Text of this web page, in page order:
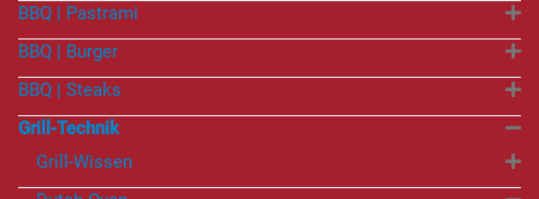
BBQ | Pastrami
BBQ | Burger
BBQ | Steaks
Grill-Technik
Grill-Wissen